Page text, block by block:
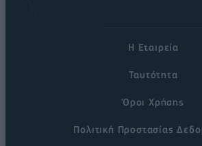
Η Εταιρεία
Ταυτότητα
Όροι Χρήσης
Πολιτική Προστασίας